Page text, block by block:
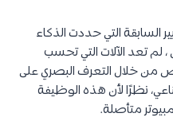
السابقة التي حددت الذكاء
لم تعد الآلات التي تحسب
من خلال التعرف البصري على
نظرًا لأن هذه الوظيفة
متأصلة.